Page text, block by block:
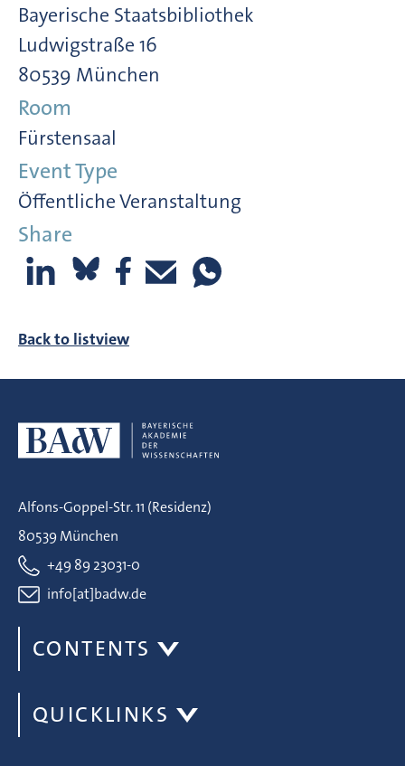
Bayerische Staatsbibliothek
Ludwigstraße 16
80539 München
Room
Fürstensaal
Event Type
Öffentliche Veranstaltung
Share
Back to listview
Alfons-Goppel-Str. 11 (Residenz)
80539 München
+49 89 23031-0
info[at]badw.de
CONTENTS
QUICKLINKS